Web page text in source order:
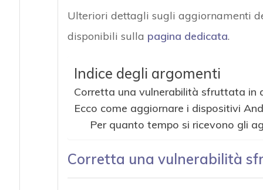
Ulteriori dettagli sugli aggiornamenti
disponibili sulla pagina dedicata.
Indice degli argomenti
Corretta una vulnerabilità sfruttata in
Ecco come aggiornare i dispositivi
Per quanto tempo si ricevono gli
Corretta una vulnerabilità